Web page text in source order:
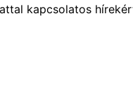
kapcsolatos